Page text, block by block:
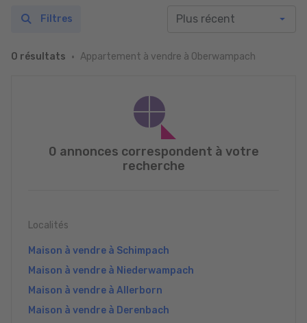
0 résultats Appartement à vendre à Oberwampach
Filtres
0 annonces correspondent à votre
recherche
Localités
Maison à vendre à Schimpach
Maison à vendre à Niederwampach
Maison à vendre à Allerborn
Maison à vendre à Derenbach